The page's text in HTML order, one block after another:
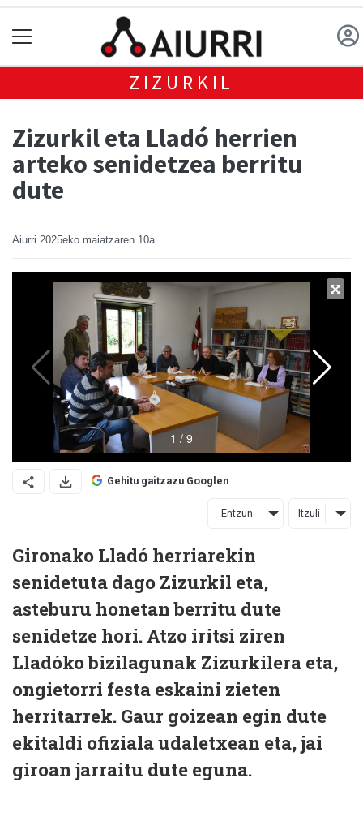
ZIZURKIL
Zizurkil eta Lladó herrien
arteko senidetzea berritu
dute
Aiurri 2025eko maiatzaren 10a
Gehitu gaitzazu Googlen
Entzun Itzuli
Gironako Lladó herriarekin
senidetuta dago Zizurkil eta,
asteburu honetan berritu dute
senidetze hori. Atzo iritsi ziren
Lladóko bizilagunak Zizurkilera eta,
ongietorri festa eskaini zieten
herritarrek. Gaur goizean egin dute
ekitaldi ofiziala udaletxean eta, jai
giroan jarraitu dute eguna.